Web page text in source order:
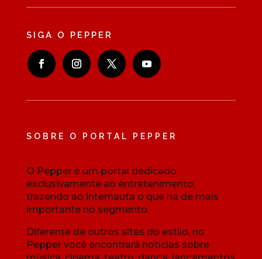
SIGA O PEPPER
SOBRE O PORTAL PEPPER
O Pepper é um portal dedicado
exclusivamente ao entretenimento,
trazendo ao internauta o que há de mais
importante no segmento.
Diferente de outros sites do estilo, no
Pepper você encontrará notícias sobre